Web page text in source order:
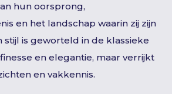
hun oorsprong,
en het landschap waarin zij zijn
is geworteld in de klassieke
en elegantie, maar verrijkt
en vakkennis.